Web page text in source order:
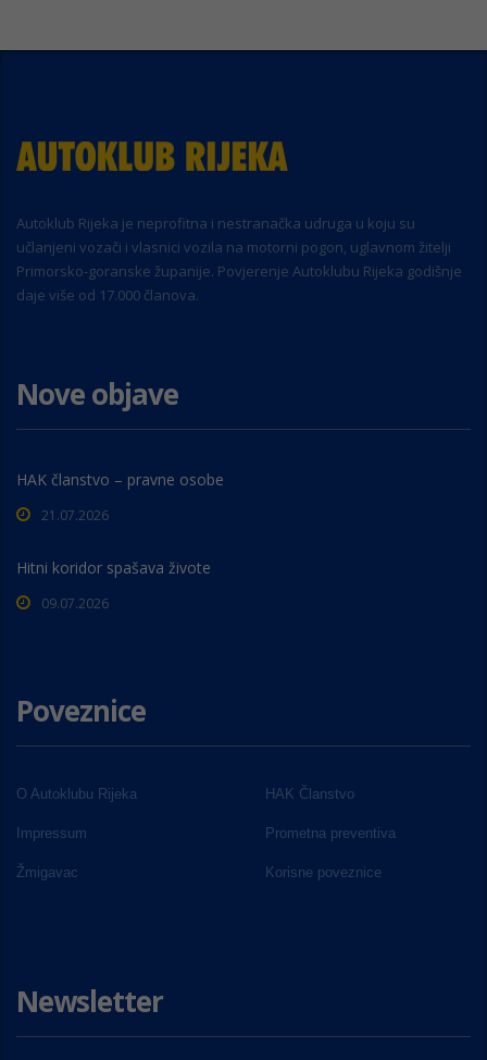
Autoklub Rijeka je neprofitna i nestranačka udruga u koju su
učlanjeni vozači i vlasnici vozila na motorni pogon, uglavnom žitelji
Primorsko-goranske županije. Povjerenje Autoklubu Rijeka godišnje
daje više od 17.000 članova.
Nove objave
HAK članstvo – pravne osobe
21.07.2026
Hitni koridor spašava živote
09.07.2026
Poveznice
O Autoklubu Rijeka HAK Članstvo
Impressum Prometna preventiva
Žmigavac Korisne poveznice
Newsletter